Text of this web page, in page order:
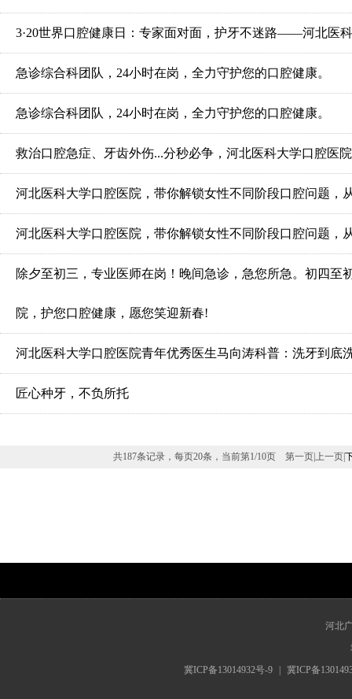
3·20世界口腔健康日：专家面对面，护牙不迷路——河北医
急诊综合科团队，24小时在岗，全力守护您的口腔健康。
急诊综合科团队，24小时在岗，全力守护您的口腔健康。
救治口腔急症、牙齿外伤...分秒必争，河北医科大学口腔医
河北医科大学口腔医院，带你解锁女性不同阶段口腔问题，
河北医科大学口腔医院，带你解锁女性不同阶段口腔问题，
除夕至初三，专业医师在岗！晚间急诊，急您所急。初四至
院，护您口腔健康，愿您笑迎新春!
河北医科大学口腔医院青年优秀医生马向涛科普：洗牙到底
匠心种牙，不负所托
共187条记录，每页20条，当前第1/10页 第一页|上一页|
河北
冀ICP备13014932号-9
冀ICP备